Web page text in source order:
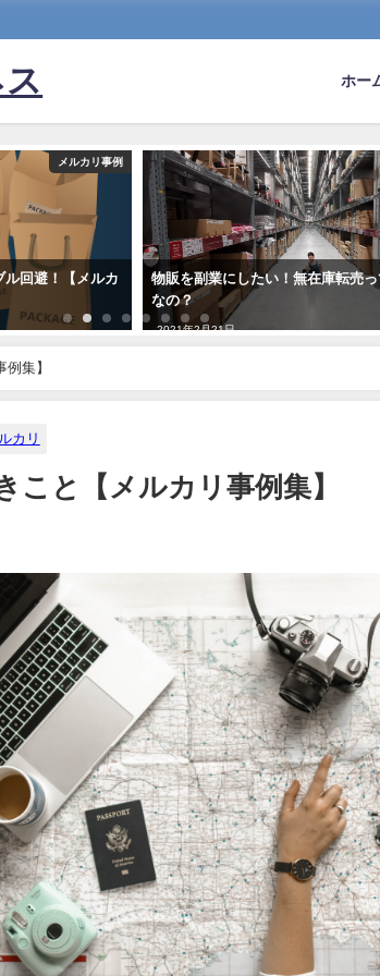
ホー
メルカリ事例
ル回避！【メルカ
物販を副業にしたい！無在庫転売
なの？
2021年2月21日
集】
カリ
こと【メルカリ事例集】